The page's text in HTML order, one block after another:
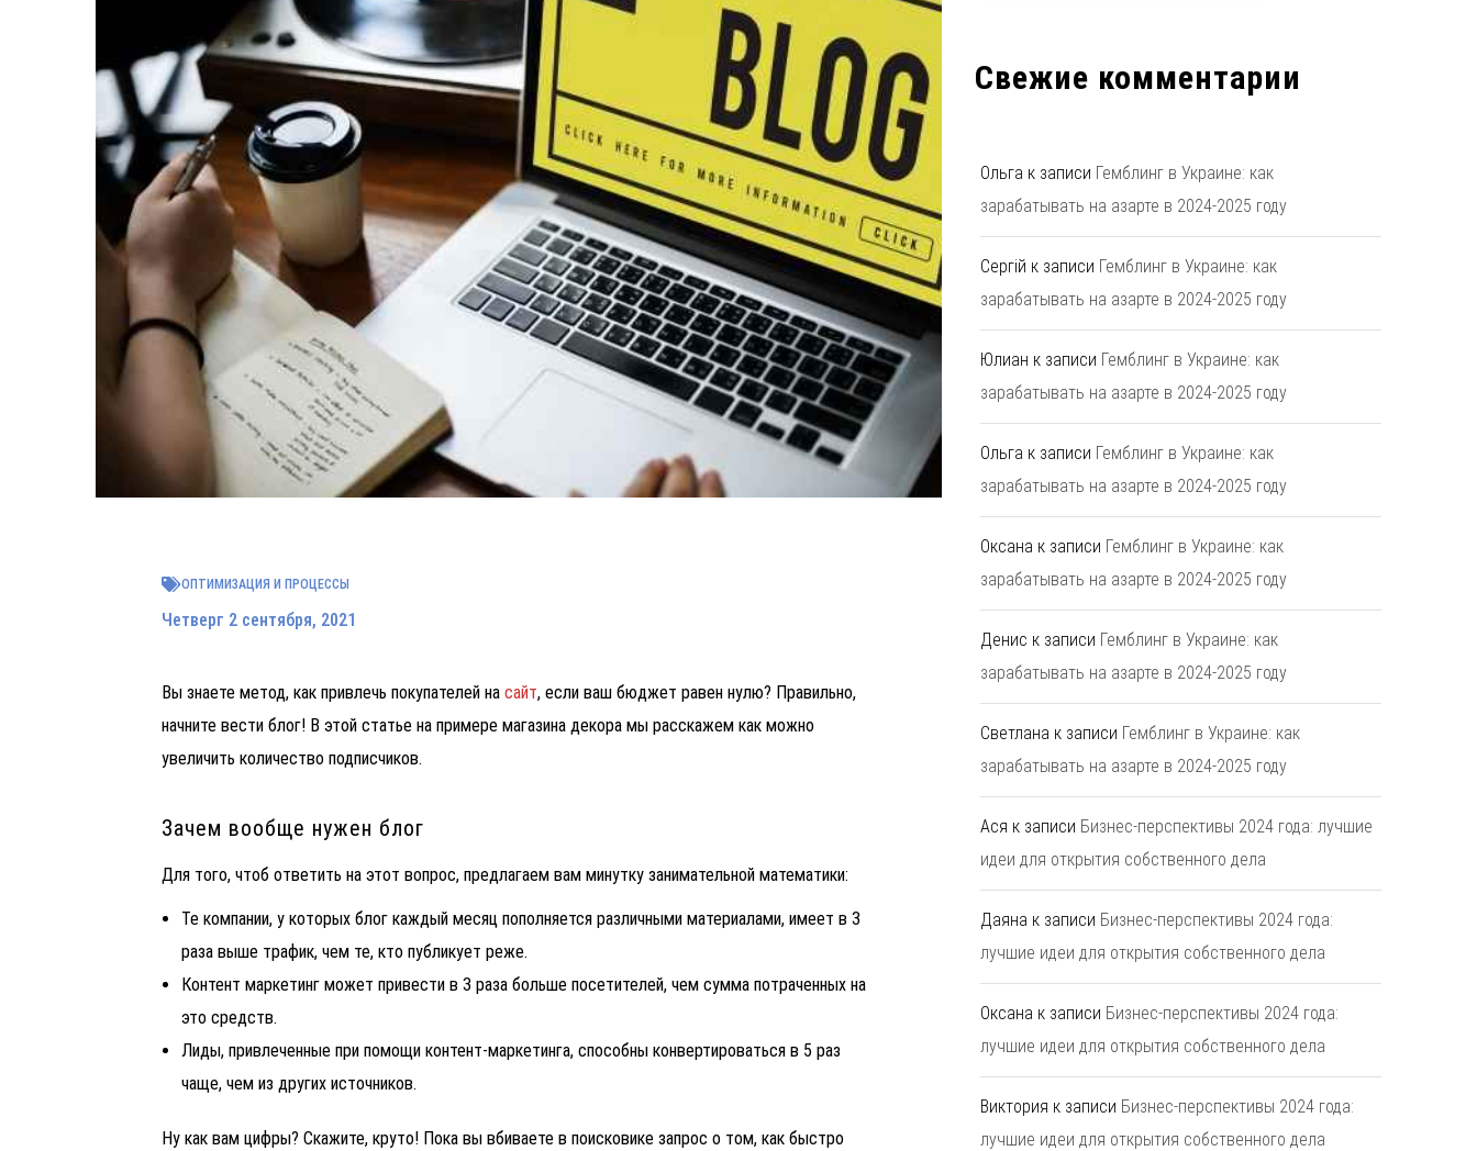
ОПТИМИЗАЦИЯ И ПРОЦЕССЫ
Четверг 2 сентября, 2021
Вы знаете метод, как привлечь покупателей на сайт, если ваш бюджет равен нулю? Правильно,
начните вести блог! В этой статье на примере магазина декора мы расскажем как можно
увеличить количество подписчиков.
Зачем вообще нужен блог
Для того, чтоб ответить на этот вопрос, предлагаем вам минутку занимательной математики:
Те компании, у которых блог каждый месяц пополняется различными материалами, имеет в 3
раза выше трафик, чем те, кто публикует реже.
Контент маркетинг может привести в 3 раза больше посетителей, чем сумма потраченных на
это средств.
Лиды, привлеченные при помощи контент-маркетинга, способны конвертироваться в 5 раз
чаще, чем из других источников.
Ну как вам цифры? Скажите, круто! Пока вы вбиваете в поисковике запрос о том, как быстро
Свежие комментарии
Ольга к записи Гемблинг в Украине: как
зарабатывать на азарте в 2024-2025 году
Сергій к записи Гемблинг в Украине: как
зарабатывать на азарте в 2024-2025 году
Юлиан к записи Гемблинг в Украине: как
зарабатывать на азарте в 2024-2025 году
Ольга к записи Гемблинг в Украине: как
зарабатывать на азарте в 2024-2025 году
Оксана к записи Гемблинг в Украине: как
зарабатывать на азарте в 2024-2025 году
Денис к записи Гемблинг в Украине: как
зарабатывать на азарте в 2024-2025 году
Светлана к записи Гемблинг в Украине: как
зарабатывать на азарте в 2024-2025 году
Ася к записи Бизнес-перспективы 2024 года: лучшие
идеи для открытия собственного дела
Даяна к записи Бизнес-перспективы 2024 года:
лучшие идеи для открытия собственного дела
Оксана к записи Бизнес-перспективы 2024 года:
лучшие идеи для открытия собственного дела
Виктория к записи Бизнес-перспективы 2024 года:
лучшие идеи для открытия собственного дела